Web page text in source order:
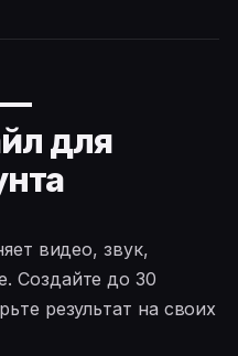
—
для
видео, звук,
Создайте до 30
результат на своих